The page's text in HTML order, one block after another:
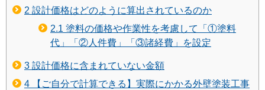
2 設計価格はどのように算出されているのか
2.1 塗料の価格や作業性を考慮して「①塗料
代」「②人件費」「③諸経費」を設定
3 設計価格に含まれていない金額
4 【ご自分で計算できる】実際にかかる外壁塗装工事